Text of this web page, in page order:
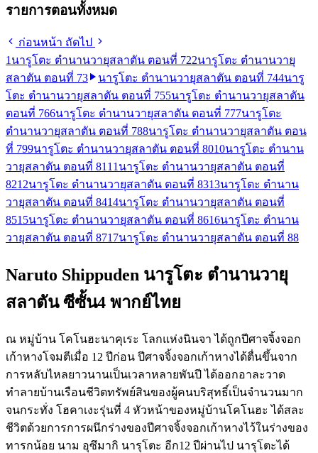
รายการตอนทั้งหมด
ก่อนหน้า ถัดไป
1 นารูโตะ ตำนานวายุสลาตัน ตอนที่ 722นารูโตะ ตำนานวายุ
สลาตัน ตอนที่ 73
นารูโตะ ตำนานวายุสลาตัน ตอนที่ 744นารู
โตะ ตำนานวายุสลาตัน ตอนที่ 755นารูโตะ ตำนานวายุสลาตัน
ตอนที่ 766นารูโตะ ตำนานวายุสลาตัน ตอนที่ 777นารูโตะ
ตำนานวายุสลาตัน ตอนที่ 788นารูโตะ ตำนานวายุสลาตัน ตอน
ที่ 799นารูโตะ ตำนานวายุสลาตัน ตอนที่ 8010นารูโตะ ตำนาน
วายุสลาตัน ตอนที่ 81 11 นารูโตะ ตำนานวายุสลาตัน ตอนที่
8212นารูโตะ ตำนานวายุสลาตัน ตอนที่ 8313นารูโตะ ตำนาน
วายุสลาตัน ตอนที่ 8414นารูโตะ ตำนานวายุสลาตัน ตอนที่
8515นารูโตะ ตำนานวายุสลาตัน ตอนที่ 8616นารูโตะ ตำนาน
วายุสลาตัน ตอนที่ 8717นารูโตะ ตำนานวายุสลาตัน ตอนที่ 88
Naruto Shippuden นารูโตะ ตำนานวายุ
สลาตัน ซีซั้น4 พากย์ไทย
ณ หมู่บ้าน โคโนฮะนาคุเระ โลกแห่งนินจา ได้ถูกปีศาจจิ้งจอก
เก้าหางโจมตีเมื่อ 12 ปีก่อน ปีศาจจิ้งจอกเก้าหางได้ตื่นขึ้นจาก
การหลับไหลยาวนานเป็นเวลาหลายพันปี ได้ออกอาละวาด
ทำลายบ้านเรือนชีวิตทรัพย์สินของผู้คนบริสุทธิ์เป็นจำนวนมาก
จนกระทั่ง โฮคาเงะรุ่นที่ 4 หัวหน้าของหมู่บ้านโคโนฮะ ได้สละ
ชีวิตด้วยการการผนึกร่างของปีศาจจิ้งจอกเก้าหางไว้ในร่างของ
ทารกน้อย นาม อุซึมากิ นารุโตะ อีก12 ปีผ่านไป นารุโตะได้